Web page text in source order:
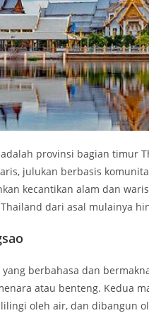
adalah provinsi bagian timur
julukan berbasis
kecantikan alam dan
dari asal mulainya
berbahasa dan
atau benteng. Kedua
oleh air, dan dibangun